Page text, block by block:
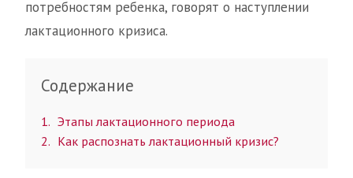
потребностям ребенка, говорят о наступлении
лактационного кризиса.
Содержание
1
Этапы лактационного периода
2
Как распознать лактационный кризис?